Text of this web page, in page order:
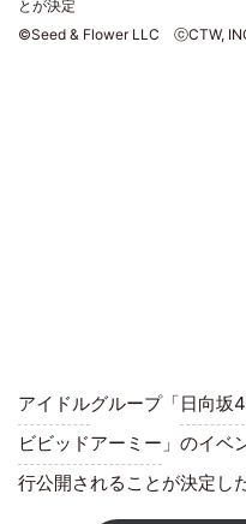
とが決定
©Seed & Flower LLC ⓒCTW,
アイドルグループ「日向坂
ビビッドアーミー 」のイベ
行公開されることが決定した